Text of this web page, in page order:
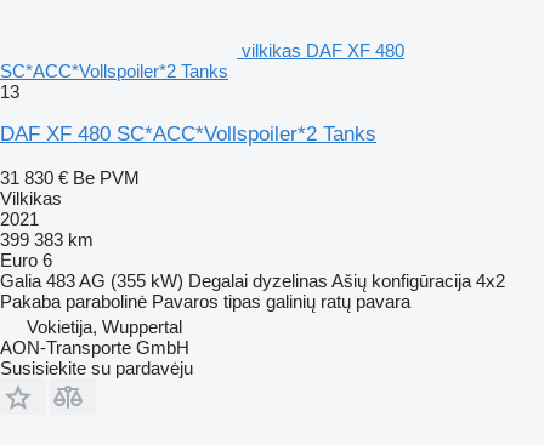
vilkikas DAF XF 480
SC*ACC*Vollspoiler*2 Tanks
13
DAF XF 480 SC*ACC*Vollspoiler*2 Tanks
31 830 € Be PVM
Vilkikas
2021
399 383 km
Euro 6
Galia 483 AG (355 kW) Degalai dyzelinas Ašių konfigūracija 4x2
Pakaba parabolinė Pavaros tipas galinių ratų pavara
Vokietija, Wuppertal
AON-Transporte GmbH
Susisiekite su pardavėju